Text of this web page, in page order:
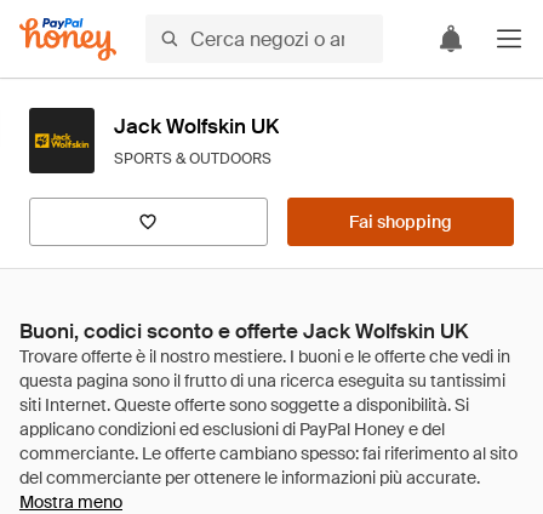
Jack Wolfskin UK
SPORTS & OUTDOORS
Fai shopping
Buoni, codici sconto e offerte Jack Wolfskin UK
Mostra meno